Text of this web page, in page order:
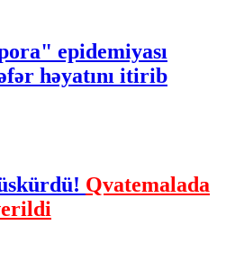
epidemiyası
həyatını itirib
Qvatemalada